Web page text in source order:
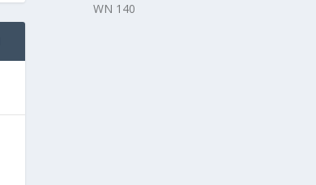
WN 140